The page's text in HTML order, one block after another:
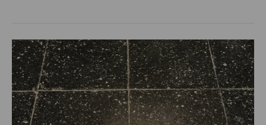
Neue
Quarantäneregeln